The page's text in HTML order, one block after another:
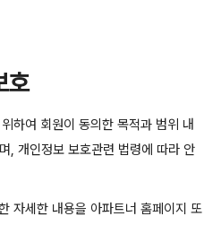
호
하여 회원이 동의한 목적과 범위 내
, 개인정보 보호관련 법령에 따라 안
자세한 내용을 아파트너 홈페이지 또